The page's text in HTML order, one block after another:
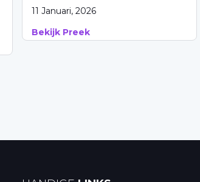
11 Januari, 2026
Bekijk Preek